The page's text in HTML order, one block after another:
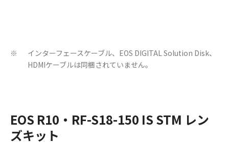
※
インターフェースケーブル、EOS DIGITAL Solution Disk、
HDMIケーブルは同梱されていません。
EOS R10・RF-S18-150 IS STM レン
ズキット